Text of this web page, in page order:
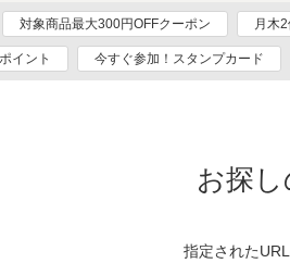
対象商品最大300円OFFクーポン 月木
イント 今すぐ参加！スタンプカード
お探
指定された